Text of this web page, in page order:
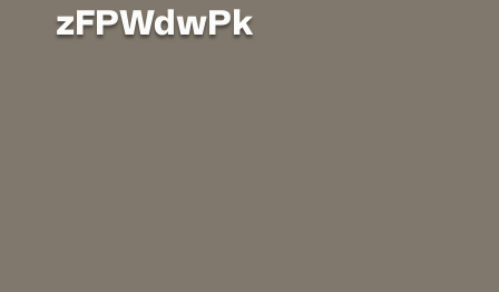
zFPWdwPk